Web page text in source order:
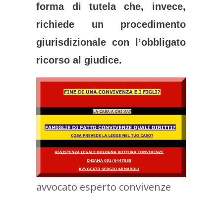
forma di tutela che, invece,
richiede un procedimento
giurisdizionale con l’obbligato
ricorso al giudice.
avvocato esperto convivenze